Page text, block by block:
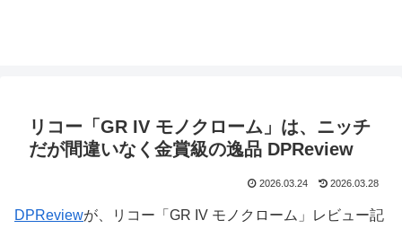
リコー「GR IV モノクローム」は、ニッチ
だが間違いなく金賞級の逸品 DPReview
2026.03.24 2026.03.28
DPReviewが、リコー「GR IV モノクローム」レビュー記